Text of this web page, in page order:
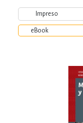
Impreso
eBook